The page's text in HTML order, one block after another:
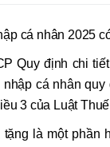
cá nhân 2025
Quy định chi
cá nhân
3 của Luật
là một phần